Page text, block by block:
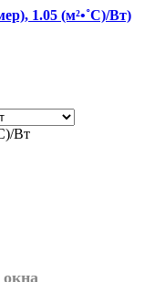
1.05 (м²•˚С)/Вт)
Вт